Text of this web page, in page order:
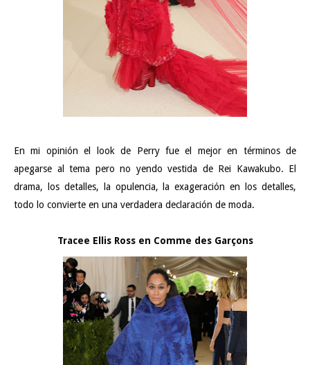
En mi opinión el look de Perry fue el mejor en términos de
apegarse al tema pero no yendo vestida de Rei Kawakubo. El
drama, los detalles, la opulencia, la exageración en los detalles,
todo lo convierte en una verdadera declaración de moda.
Tracee Ellis Ross en Comme des Garçons